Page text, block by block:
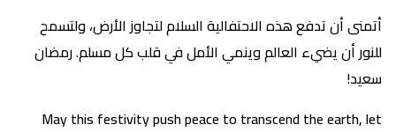
أتمنى أن تدفع هذه الاحتفالية السلام لتجاوز الأرض، ولتسمح
للنور أن يضيء العالم وينمي الأمل في قلب كل مسلم. رمضان
سعيد!
May this festivity push peace to transcend the earth, let